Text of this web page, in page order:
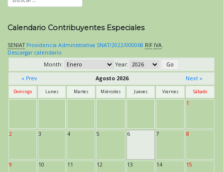
Calendario Contribuyentes Especiales
SENIAT Providencia Administrativa SNAT/2022/000068 RIF IVA.
Descargar calendario
Month:
Year:
« Prev
Agosto 2026 Next »
Domingo Lunes Martes Miércoles Jueves Viernes Sábado
1
2 3 4 5 6 7 8
9 10 11 12 13 14 15